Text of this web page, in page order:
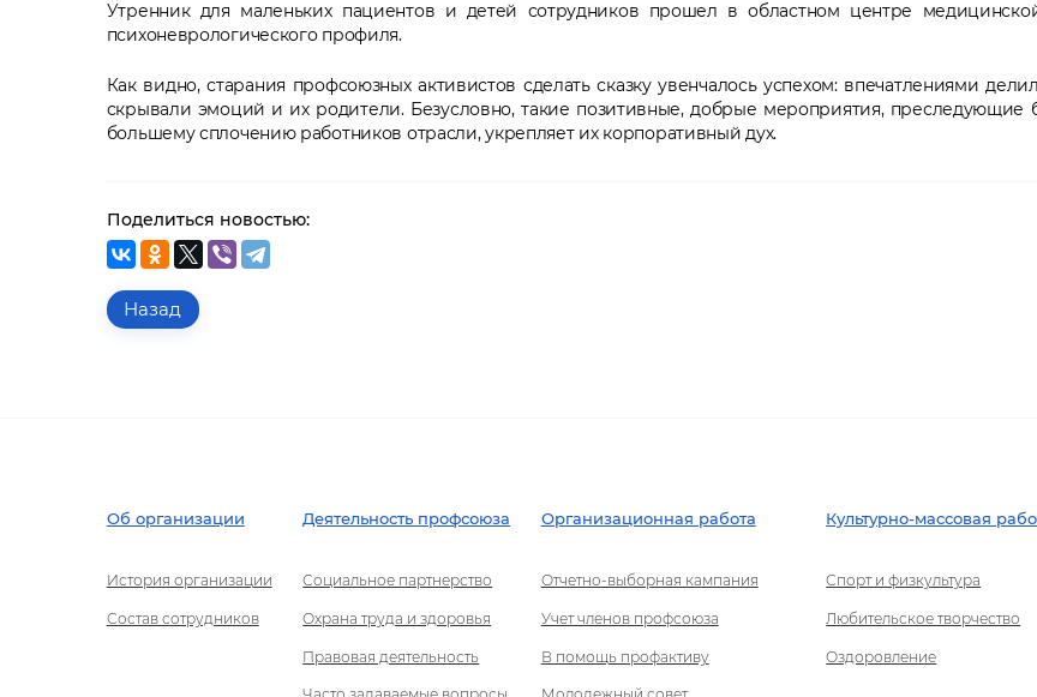
Утренник для маленьких пациентов и детей сотрудников прошел в областном центре
психоневрологического профиля.
Как видно, старания профсоюзных активистов сделать сказку увенчалось успехом: впечатлениями
скрывали эмоций и их родители. Безусловно, такие позитивные, добрые мероприятия, преследующие
большему сплочению работников отрасли, укрепляет их корпоративный дух.
Поделиться новостью:
Назад
Об организации
История организации
Состав сотрудников
Деятельность профсоюза
Социальное партнерство
Охрана труда и здоровья
Правовая деятельность
Организационная работа
Отчетно-выборная кампания
Учет членов профсоюза
В помощь профактиву
Культурно-массовая
Спорт и физкультура
Любительское творчество
Оздоровление